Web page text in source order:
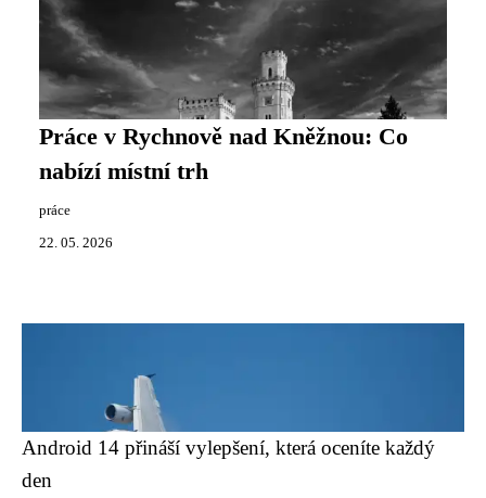
Práce v Rychnově nad Kněžnou: Co
nabízí místní trh
práce
22. 05. 2026
Android 14 přináší vylepšení, která oceníte každý
den